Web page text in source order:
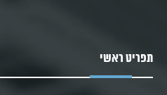
תפריט ראשי